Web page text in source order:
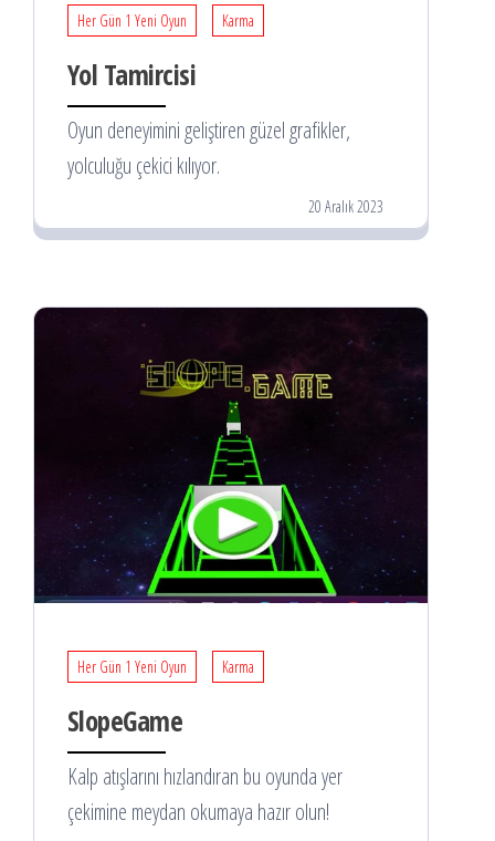
Her Gün 1 Yeni Oyun Karma
Yol Tamircisi
Oyun deneyimini geliştiren güzel grafikler,
yolculuğu çekici kılıyor.
20 Aralık 2023
Her Gün 1 Yeni Oyun Karma
SlopeGame
Kalp atışlarını hızlandıran bu oyunda yer
çekimine meydan okumaya hazır olun!